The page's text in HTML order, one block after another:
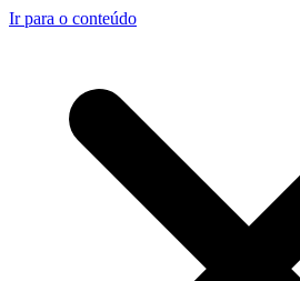
Ir para o conteúdo